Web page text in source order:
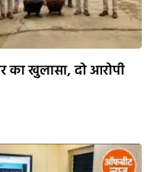
का खुलासा, दो आरोपी